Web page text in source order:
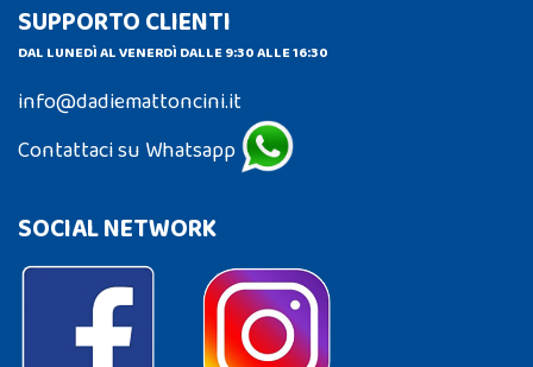
SUPPORTO CLIENTI
DAL LUNEDÌ AL VENERDÌ DALLE 9:30 ALLE 16:30
info@dadiemattoncini.it
Contattaci su Whatsapp
SOCIAL NETWORK